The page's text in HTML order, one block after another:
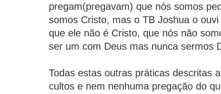
pregam(pregavam) que nós somos
somos Cristo, mas o TB Joshua o
que ele não é Cristo, que nós não
ser um com Deus mas nunca sermos
Todas estas outras práticas descritas
cultos e nem nenhuma pregação do